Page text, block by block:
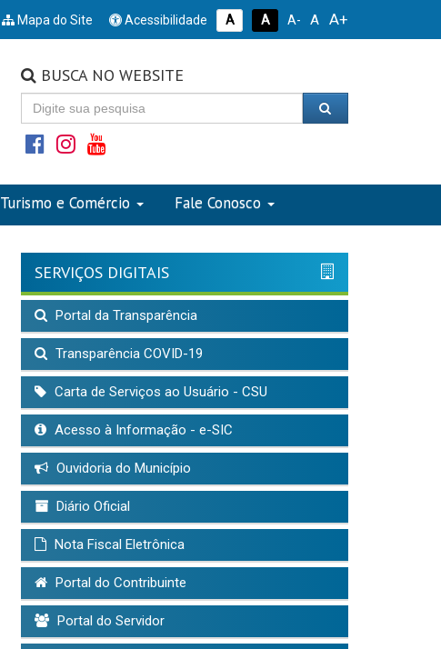
Mapa do Site Acessibilidade A A A- A A+
BUSCA NO WEBSITE
Turismo e Comércio Fale Conosco
SERVIÇOS DIGITAIS
Portal da Transparência
Transparência COVID-19
Carta de Serviços ao Usuário - CSU
Acesso à Informação - e-SIC
Ouvidoria do Município
Diário Oficial
Nota Fiscal Eletrônica
Portal do Contribuinte
Portal do Servidor